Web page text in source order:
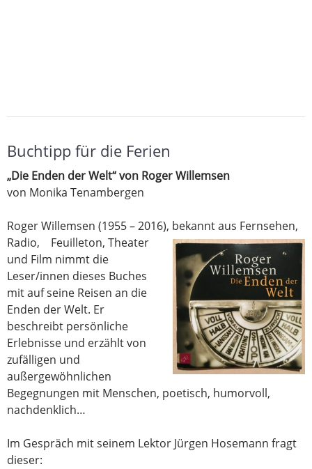
Buchtipp für die Ferien
„Die Enden der Welt“ von Roger Willemsen
von Monika Tenambergen
Roger Willemsen (1955 – 2016), bekannt aus Fernsehen,
Radio, Feuilleton, Theater
und Film nimmt die
Leser/innen dieses Buches
mit auf seine Reisen an die
Enden der Welt. Er
beschreibt persönliche
Erlebnisse und erzählt von
zufälligen und
außergewöhnlichen
Begegnungen mit Menschen, poetisch, humorvoll,
nachdenklich…
Im Gespräch mit seinem Lektor Jürgen Hosemann fragt
dieser: